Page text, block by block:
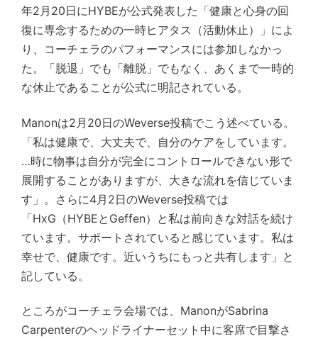
年2月20日にHYBEが公式発表した「健康と心身の回
復に専念するための一時ヒアタス（活動休止）」によ
り、コーチェラのパフォーマンスには参加しなかっ
た。「脱退」でも「離脱」でもなく、あくまで一時的
な休止であることが公式に明記されている。
Manonは2月20日のWeverse投稿でこう述べている。
「私は健康で、大丈夫で、自分のケアをしています。
…時に物事は自分が完全にコントロールできない形で
展開することがありますが、大きな流れを信じていま
す」。さらに4月2日のWeverse投稿では
「HxG（HYBEとGeffen）と私は前向きな対話を続け
ています。サポートされていると感じています。私は
幸せで、健康です。近いうちにもっと共有します」と
記している。
ところがコーチェラ会場では、ManonがSabrina
Carpenterのヘッドライナーセット中に客席で目撃さ